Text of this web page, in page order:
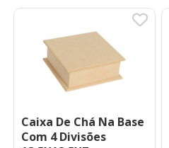
Caixa De Chá Na Base
Com 4 Divisões